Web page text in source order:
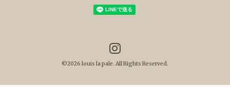
©2026 louis la pale. All Rights Reserved.